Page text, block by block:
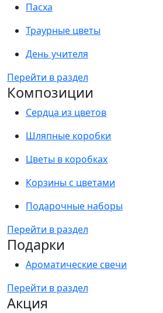
Пасха
Траурные цветы
День учителя
Перейти в раздел
Композиции
Сердца из цветов
Шляпные коробки
Цветы в коробках
Корзины с цветами
Подарочные наборы
Перейти в раздел
Подарки
Ароматические свечи
Перейти в раздел
Акция